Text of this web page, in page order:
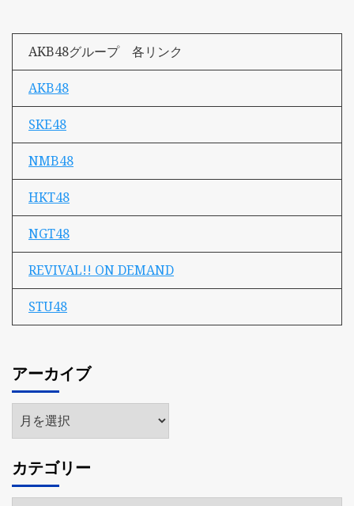
AKB48グループ 各リンク
AKB48
SKE48
NMB48
HKT48
NGT48
REVIVAL!! ON DEMAND
STU48
アーカイブ
ア
ー
イ
ブ
カテゴリー